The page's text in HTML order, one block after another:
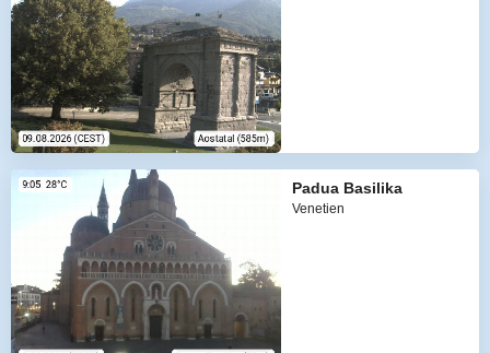
Padua Basilika
Venetien